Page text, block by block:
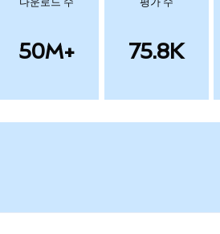
다운로드 수
50M+
평가 수
75.8K